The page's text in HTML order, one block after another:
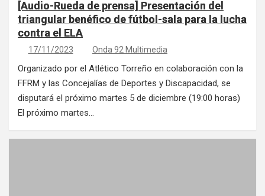
[Audio-Rueda de prensa] Presentación del
triangular benéfico de fútbol-sala para la lucha
contra el ELA
17/11/2023 Onda 92 Multimedia
Organizado por el Atlético Torreño en colaboración con la
FFRM y las Concejalías de Deportes y Discapacidad, se
disputará el próximo martes 5 de diciembre (19:00 horas)
El próximo martes…